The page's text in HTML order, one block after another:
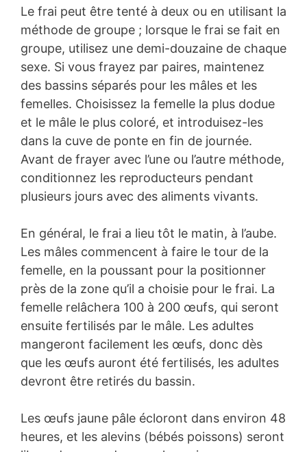
Le frai peut être tenté à deux ou en utilisant la
méthode de groupe ; lorsque le frai se fait en
groupe, utilisez une demi-douzaine de chaque
sexe. Si vous frayez par paires, maintenez
des bassins séparés pour les mâles et les
femelles. Choisissez la femelle la plus dodue
et le mâle le plus coloré, et introduisez-les
dans la cuve de ponte en fin de journée.
Avant de frayer avec l’une ou l’autre méthode,
conditionnez les reproducteurs pendant
plusieurs jours avec des aliments vivants.
En général, le frai a lieu tôt le matin, à l’aube.
Les mâles commencent à faire le tour de la
femelle, en la poussant pour la positionner
près de la zone qu’il a choisie pour le frai. La
femelle relâchera 100 à 200 œufs, qui seront
ensuite fertilisés par le mâle. Les adultes
mangeront facilement les œufs, donc dès
que les œufs auront été fertilisés, les adultes
devront être retirés du bassin.
Les œufs jaune pâle écloront dans environ 48
heures, et les alevins (bébés poissons) seront